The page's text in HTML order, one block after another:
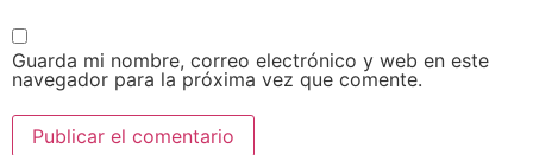
Guarda mi nombre, correo electrónico y web en este
navegador para la próxima vez que comente.